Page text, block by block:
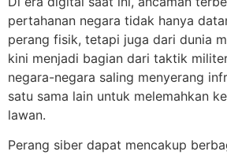
pertahanan negara tidak hanya
perang fisik, tetapi juga dari dunia
kini menjadi bagian dari taktik
negara-negara saling menyerang
satu sama lain untuk melemahkan
lawan.
Perang siber dapat mencakup